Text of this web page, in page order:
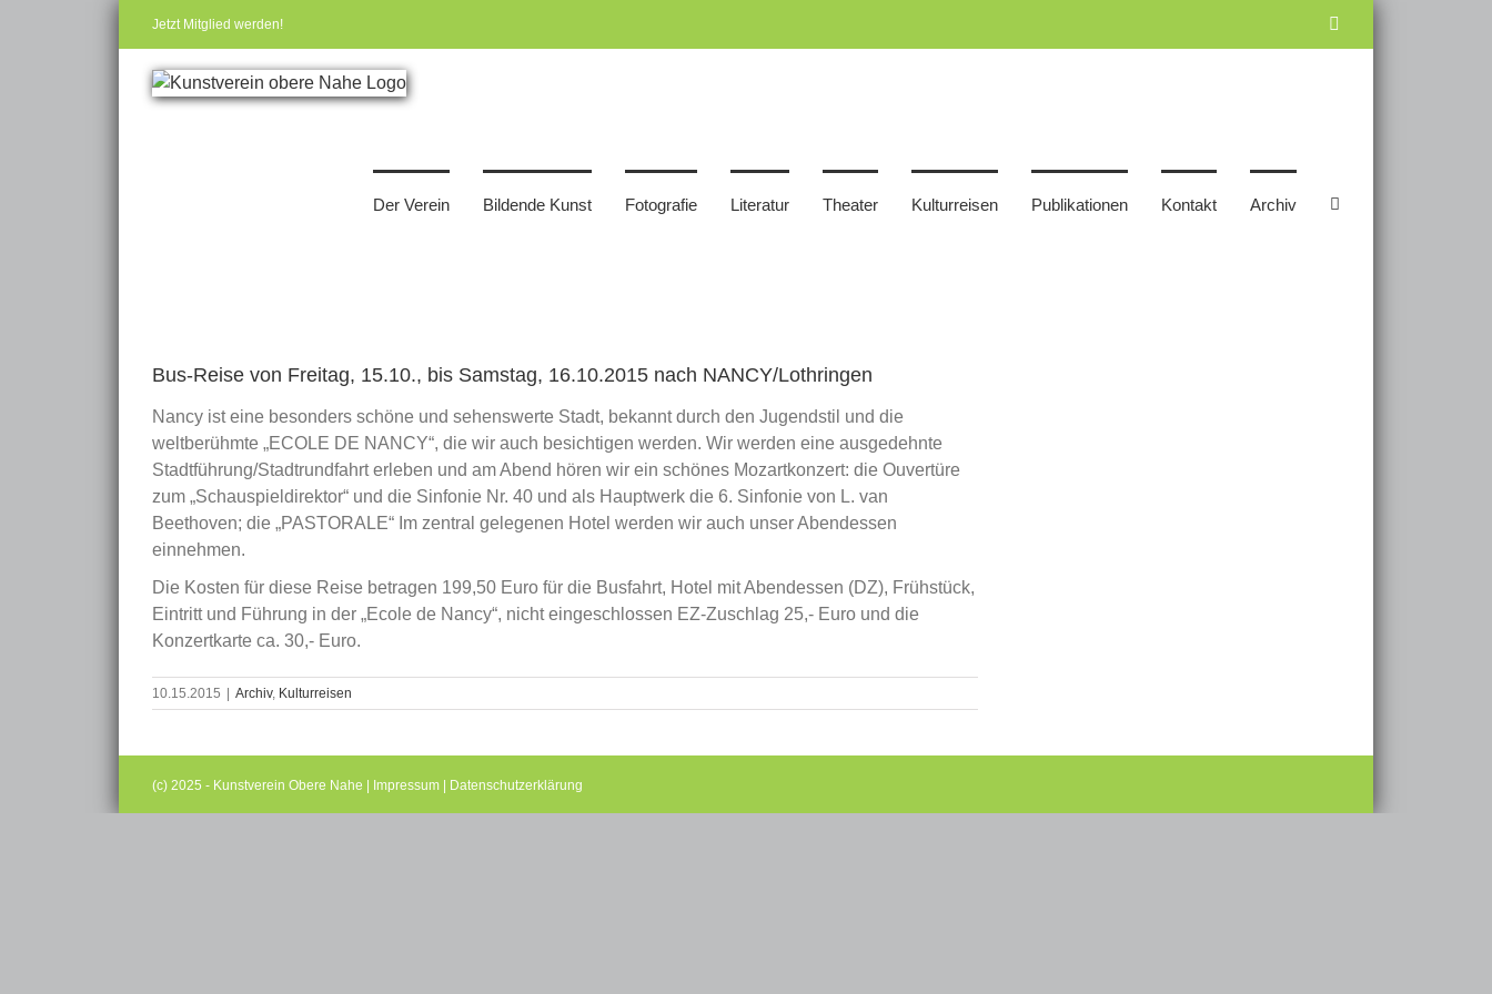
Jetzt Mitglied werden!
Der Verein Bildende Kunst Fotografie Literatur Theater Kulturreisen Publikationen Kontakt Archiv
grösseres
Bus-Reise von Freitag, 15.10., bis Samstag, 16.10.2015 nach NANCY/Lothringen
Nancy ist eine besonders schöne und sehenswerte Stadt, bekannt durch den Jugendstil und die
weltberühmte „ECOLE DE NANCY“, die wir auch besichtigen werden. Wir werden eine ausgedehnte
Stadtführung/Stadtrundfahrt erleben und am Abend hören wir ein schönes Mozartkonzert: die Ouvertüre
zum „Schauspieldirektor“ und die Sinfonie Nr. 40 und als Hauptwerk die 6. Sinfonie von L. van
Beethoven; die „PASTORALE“ Im zentral gelegenen Hotel werden wir auch unser Abendessen
einnehmen.
Die Kosten für diese Reise betragen 199,50 Euro für die Busfahrt, Hotel mit Abendessen (DZ), Frühstück,
Eintritt und Führung in der „Ecole de Nancy“, nicht eingeschlossen EZ-Zuschlag 25,- Euro und die
Konzertkarte ca. 30,- Euro.
10.15.2015 Archiv, Kulturreisen
(c) 2025 - Kunstverein Obere Nahe | Impressum Datenschutzerklärung